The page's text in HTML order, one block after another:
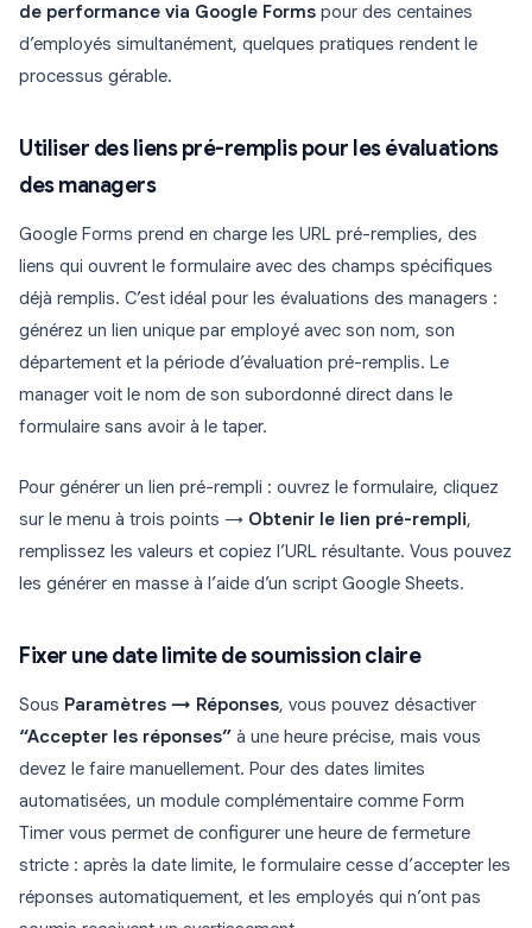
de performance via Google Forms pour des centaines
d’employés simultanément, quelques pratiques rendent le
processus gérable.
Utiliser des liens pré-remplis pour les évaluations
des managers
Google Forms prend en charge les URL pré-remplies, des
liens qui ouvrent le formulaire avec des champs spécifiques
déjà remplis. C’est idéal pour les évaluations des managers :
générez un lien unique par employé avec son nom, son
département et la période d’évaluation pré-remplis. Le
manager voit le nom de son subordonné direct dans le
formulaire sans avoir à le taper.
Pour générer un lien pré-rempli : ouvrez le formulaire, cliquez
sur le menu à trois points → Obtenir le lien pré-rempli,
remplissez les valeurs et copiez l’URL résultante. Vous pouvez
les générer en masse à l’aide d’un script Google Sheets.
Fixer une date limite de soumission claire
Sous Paramètres → Réponses, vous pouvez désactiver
“Accepter les réponses” à une heure précise, mais vous
devez le faire manuellement. Pour des dates limites
automatisées, un module complémentaire comme Form
Timer vous permet de configurer une heure de fermeture
stricte : après la date limite, le formulaire cesse d’accepter les
réponses automatiquement, et les employés qui n’ont pas